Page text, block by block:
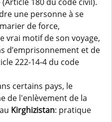
180 du code civil).
une personne à se
de force,
vrai motif de son voyage,
d’emprisonnement et de
222-14-4 du code
certains pays, le
de l'enlèvement de la
Kirghizistan: pratique